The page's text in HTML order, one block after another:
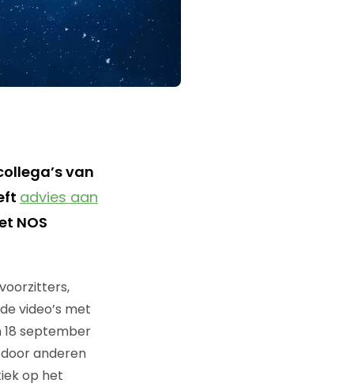
van
advies aan
NOS
video’s met
september
anderen
op het